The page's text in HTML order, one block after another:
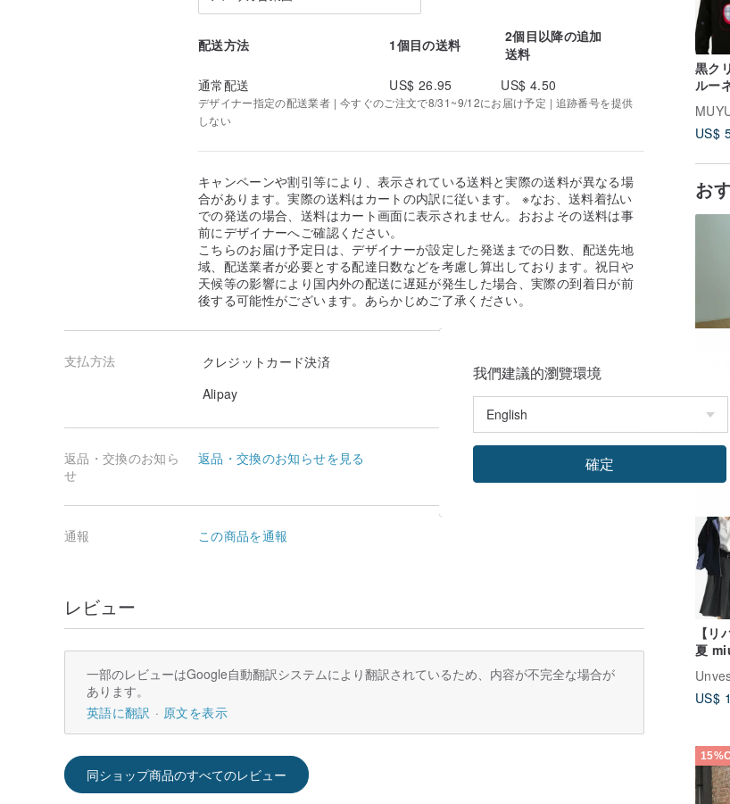
黒ク
ルー
ー冬
プル
プス
US$
お
大
広告
US$
【リ
夏
エー
カー
US$
配送方法 1個目の送料
2個目以降の追加
送料
通常配送
US$ 26.95 US$ 4.50
デザイナー指定の配送業者 | 今すぐのご注文で8/31~9/12にお届け予定 | 追跡番号を提供
しない
キャンペーンや割引等により、表示されている送料と実際の送料が異なる場
合があります。実際の送料はカートの内訳に従います。 ※なお、送料着払い
での発送の場合、送料はカート画面に表示されません。おおよその送料は事
前にデザイナーへご確認ください。
こちらのお届け予定日は、デザイナーが設定した発送までの日数、配送先地
域、配送業者が必要とする配達日数などを考慮し算出しております。祝日や
天候等の影響により国内外の配送に遅延が発生した場合、実際の到着日が前
後する可能性がございます。あらかじめご了承ください。
支払方法
クレジットカード決済
Alipay
返品・交換のお知ら
せ
返品・交換のお知らせを見る
通報 この商品を通報
レビュー
一部のレビューはGoogle自動翻訳システムにより翻訳されているため、内容が不完全な場合が
あります。
英語に翻訳
原文を表示
同ショップ商品のすべてのレビュー
我們建議的瀏覽環境
確定